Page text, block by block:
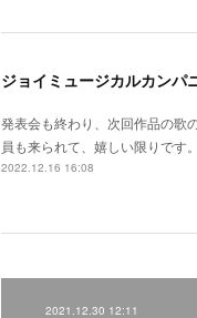
ジョイミュージカルカンパ
発表会も終わり、次回作品の歌
員も来られて、嬉しい限りです
2022.12.16 16:08
2021.12.30 12:11